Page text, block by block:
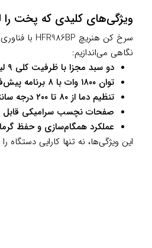
ویژگی‌های کلیدی که پخت
نگاهی می‌اندازیم:
دو سبد مجزا با ظرفیت کلی ۹ لیتر
توان ۱۸۰۰ وات با ۸ برنامه پیش‌فرض
تنظیم دما از ۸۰ تا ۲۰۰ درجه سانتی‌گراد و تایمر ۶۰ دقیقه‌ای
صفحات نچسب سرامیکی
عملکرد همگام‌سازی و حفظ گرما
این ویژگی‌ها، نه تنها کارایی